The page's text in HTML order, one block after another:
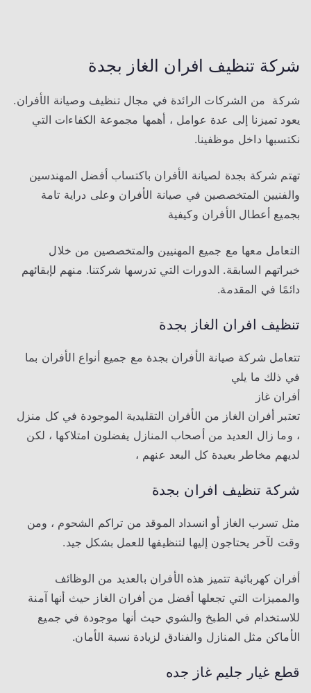
شركة تنظيف افران الغاز بجدة
شركة من الشركات الرائدة في مجال تنظيف وصيانة الأفران.
يعود تميزنا إلى عدة عوامل ، أهمها مجموعة الكفاءات التي
نكتسبها داخل موظفينا.
تهتم شركة بجدة لصيانة الأفران باكتساب أفضل المهندسين
والفنيين المتخصصين في صيانة الأفران وعلى دراية تامة
بجميع أعطال الأفران وكيفية
التعامل معها مع جميع المهنيين والمتخصصين من خلال
خبراتهم السابقة. الدورات التي تدرسها شركتنا. منهم لإبقائهم
دائمًا في المقدمة.
تنظيف افران الغاز بجدة
تتعامل شركة صيانة الأفران بجدة مع جميع أنواع الأفران بما
في ذلك ما يلي
أفران غاز
تعتبر أفران الغاز من الأفران التقليدية الموجودة في كل منزل
، وما زال العديد من أصحاب المنازل يفضلون امتلاكها ، لكن
لديهم مخاطر بعيدة كل البعد عنهم ،
شركة تنظيف افران بجدة
مثل تسرب الغاز أو انسداد الموقد من تراكم الشحوم ، ومن
وقت لآخر يحتاجون إليها لتنظيفها للعمل بشكل جيد.
أفران كهربائية تتميز هذه الأفران بالعديد من الوظائف
والمميزات التي تجعلها أفضل من أفران الغاز حيث أنها آمنة
للاستخدام في الطبخ والشوي حيث أنها موجودة في جميع
الأماكن مثل المنازل والفنادق لزيادة نسبة الأمان.
قطع غيار جليم غاز جده